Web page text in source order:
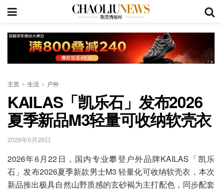
主页 生活 户外
KAILAS「凯乐石」发布2026
夏季新品M3轻量可收纳软壳衣
2026年6月26日
2026年6月22日，国内专业攀登户外品牌KAILAS「凯乐
石」发布2026夏季新款男士M3 轻量化可收纳软壳衣，本次
新品推出极具自然山野质感的玄砂褐为主打配色，同步配套